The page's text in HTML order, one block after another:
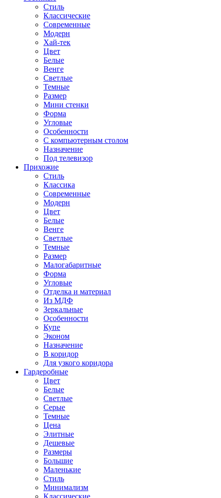
Стиль
Классические
Современные
Модерн
Хай-тек
Цвет
Белые
Венге
Светлые
Темные
Размер
Мини стенки
Форма
Угловые
Особенности
С компьютерным столом
Назначение
Под телевизор
Прихожие
Стиль
Классика
Современные
Модерн
Цвет
Белые
Венге
Светлые
Темные
Размер
Малогабаритные
Форма
Угловые
Отделка и материал
Из МДФ
Зеркальные
Особенности
Купе
Эконом
Назначение
В коридор
Для узкого коридора
Гардеробные
Цвет
Белые
Светлые
Серые
Темные
Цена
Элитные
Дешевые
Размеры
Большие
Маленькие
Стиль
Минимализм
Классические